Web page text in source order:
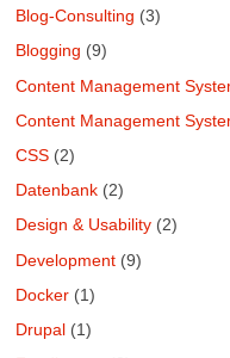
Blog-Consulting (3)
Blogging (9)
Content Management
Content Management
CSS (2)
Datenbank (2)
Design & Usability (2)
Development (9)
Docker (1)
Drupal (1)